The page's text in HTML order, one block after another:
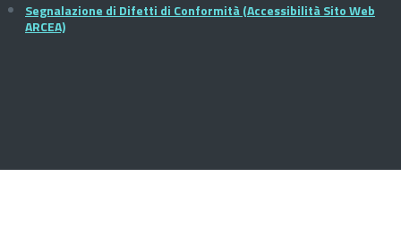
Segnalazione di Difetti di Conformità (Accessibilità Sito Web
ARCEA)